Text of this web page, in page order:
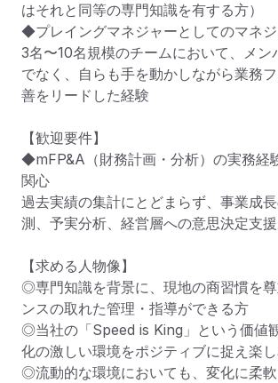
はそれと同等の専門知識を有する方）
◆プレイングマネジャーとしてのマネ
3名〜10名規模のチームにおいて、メン
でなく、自らも手を動かしながら業務
善をリードした経験
【歓迎要件】
◆mFP&A（財務計画・分析）の実務経
関心
過去実績の集計にとどまらず、事業成
測、予実分析、経営層への意思決定支
【求める人物像】
◎専門知識を背景に、現地の商習慣を
ンスの取れた管理・指導ができる方
◎当社の「Speed is King」という価値
化の激しい環境をポジティブに捉え楽
◎流動的な環境においても、変化に柔